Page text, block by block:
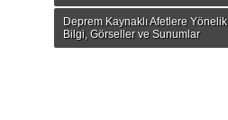
Deprem Kaynaklı Afetlere Yönelik
Bilgi, Görseller ve Sunumlar